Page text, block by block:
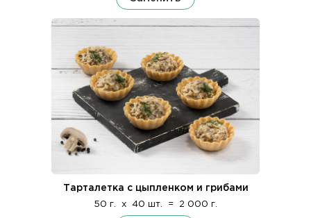
Тарталетка с цыпленком и грибами
50 г. x 40 шт. = 2 000 г.